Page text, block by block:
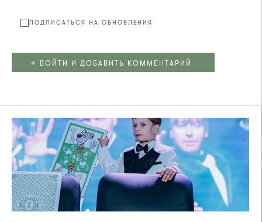
ПОДПИСАТЬСЯ НА ОБНОВЛЕНИЯ
+ ВОЙТИ И ДОБАВИТЬ КОММЕНТАРИЙ